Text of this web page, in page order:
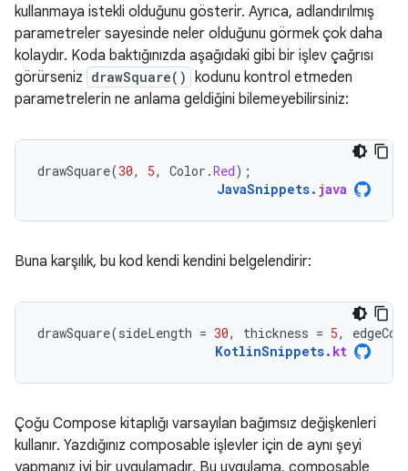
kullanmaya istekli olduğunu gösterir. Ayrıca, adlandırılmış
parametreler sayesinde neler olduğunu görmek çok daha
kolaydır. Koda baktığınızda aşağıdaki gibi bir işlev çağrısı
görürseniz drawSquare() kodunu kontrol etmeden
parametrelerin ne anlama geldiğini bilemeyebilirsiniz:
drawSquare(30, 5, Color .Red);
JavaSnippets. java
Buna karşılık, bu kod kendi kendini belgelendirir:
drawSquare(sideLength = 30, thickness = 5,
KotlinSnippets. kt
Çoğu Compose kitaplığı varsayılan bağımsız değişkenleri
kullanır. Yazdığınız composable işlevler için de aynı şeyi
yapmanız iyi bir uygulamadır. Bu uygulama, composable